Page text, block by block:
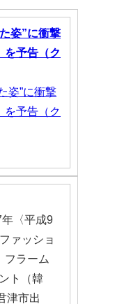
姿”に衝撃
を予告（ク
姿”に衝撃
を予告（ク
〈平成9
ァッショ
フラーム
ト（韓
津市出